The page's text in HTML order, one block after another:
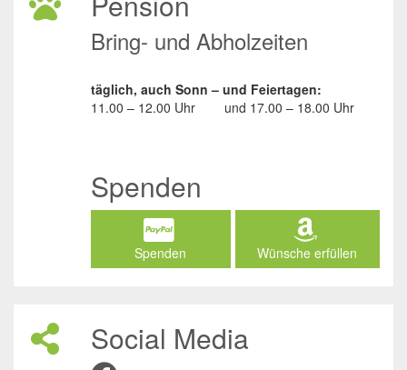
Bring- und Abholzeiten
täglich, auch Sonn – und Feiertagen:
11.00 – 12.00 Uhr
und 17.00 – 18.00 Uhr
Spenden
Spenden Wünsche erfüllen
Social Media